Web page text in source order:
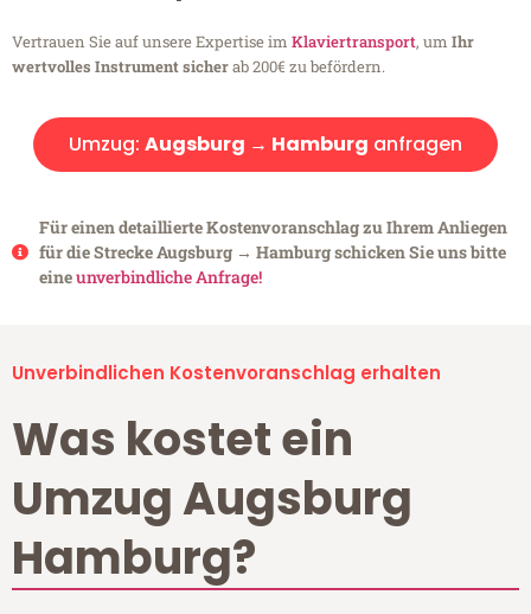
Vertrauen Sie auf unsere Expertise im Klaviertransport, um Ihr
wertvolles Instrument sicherab 200€ zu befördern.
Umzug: Augsburg → Hamburg anfragen
Für einen detaillierte Kostenvoranschlag zu Ihrem Anliegen
für die Strecke Augsburg → Hamburg schicken Sie uns bitte
eineunverbindliche Anfrage!
Unverbindlichen Kostenvoranschlag erhalten
Was kostet ein
Umzug Augsburg
Hamburg?